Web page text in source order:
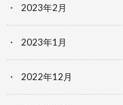
2023年2月
2023年1月
2022年12月